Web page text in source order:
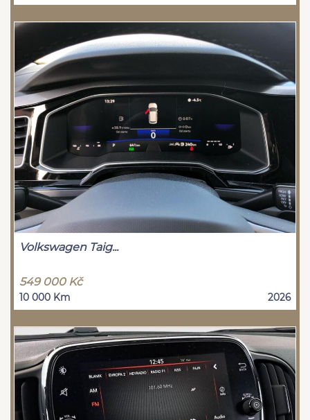
Volkswagen Taig...
549 000 Kč
10 000 Km 2026